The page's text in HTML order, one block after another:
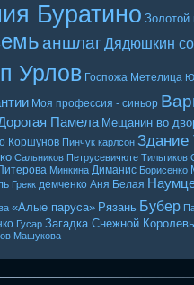
Буратино Золотой
аншлаг Дядюшкин
Урлов Госпожа Метелица
Моя профессия - синьор
Памела Мещанин во
Коршунов Пинчук карлсон
Сальников Петрусевичюте Тильтиков
Минкина Диманис Борисенко
Грекк демченко Аня Белая
«Алые паруса» Рязань Бубер
Гусар Загадка Снежной
Машукова